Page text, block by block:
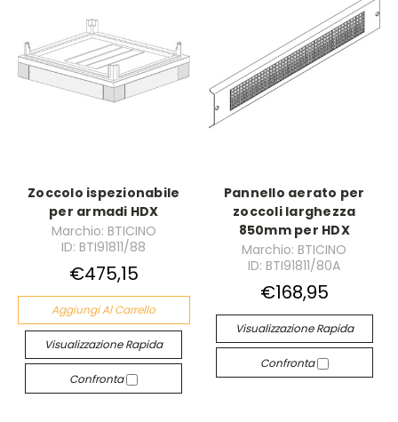
Zoccolo ispezionabile
per armadi HDX
Marchio: BTICINO
ID: BTI91811/88
€475,15
Aggiungi Al Carrello
Visualizzazione Rapida
Confronta
Pannello aerato per
zoccoli larghezza
850mm per HDX
Marchio: BTICINO
ID: BTI91811/80A
€168,95
Visualizzazione Rapida
Confronta